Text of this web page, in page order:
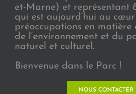
et-Marne) et représentant
qui est aujourd’hui au cœur
préoccupations en matière
de l’environnement et du
naturel et culturel.
Bienvenue dans le Parc !
NOUS CONTACTER